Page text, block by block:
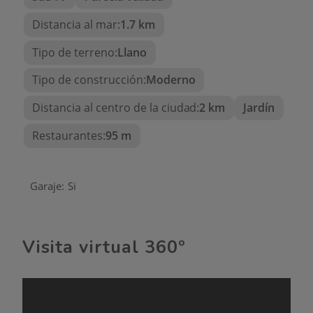
Garaje
Adaptada para personas con movilidad
reducida
excelente iluminación natural
Salón–comedor: Espacioso y luminoso, con
Distancia al mar:1.7 km
Tipo de terreno:Llano
Tipo de construcción:Moderno
Distancia al centro de la ciudad:2 km
Jardín
Restaurantes:95 m
Garaje: Si
Visita virtual 360º